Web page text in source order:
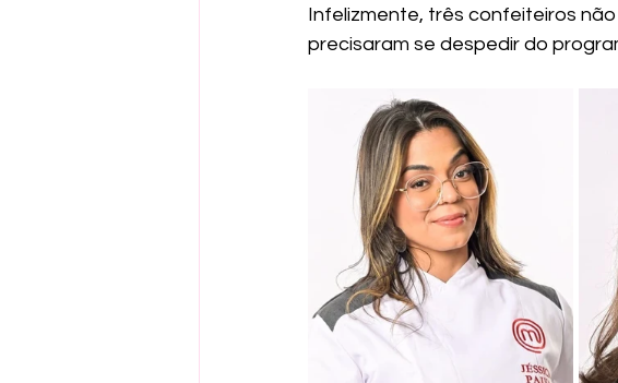
Infelizmente, três confeiteiros
precisaram se despedir do